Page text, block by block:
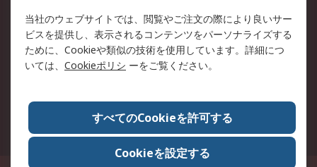
RSについて
会社概要
採用情報
プレスリリース＆お知ら
コーポレートサイト
全世界のRS
RSの歴史
ESGへの取り組み（英語）
認証について
当社のウェブサイトでは、閲覧やご注文の際により良いサー
ビスを提供し、表示されるコンテンツをパーソナライズする
ために、Cookieや類似の技術を使用しています。詳細につ
いては、 Cookieポリシ ーをご覧ください。
すべてのCookieを許可する
Cookieを設定する